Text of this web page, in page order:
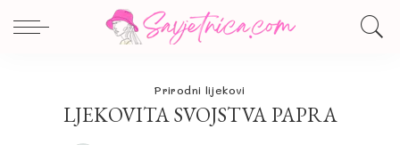
Prirodni lijekovi
LJEKOVITA SVOJSTVA PAPRA